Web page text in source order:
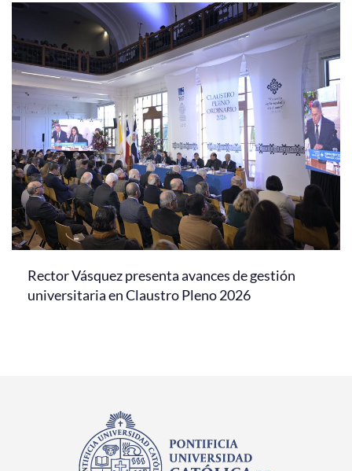
Rector Vásquez presenta avances de gestión
universitaria en Claustro Pleno 2026